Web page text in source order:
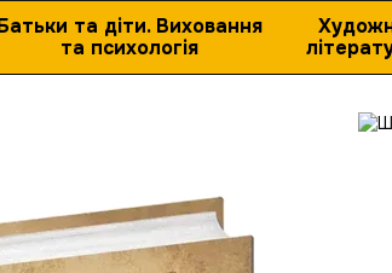
та діти. Виховання
та психологія